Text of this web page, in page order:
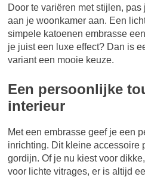
Door te variëren met stijlen,
aan je woonkamer aan. Een
simpele katoenen embrasse
je juist een luxe effect? Dan is
variant een mooie keuze.
Een persoonlijke
interieur
Met een embrasse geef je een
inrichting. Dit kleine accessoire
gordijn. Of je nu kiest voor
voor lichte vitrages, er is altijd